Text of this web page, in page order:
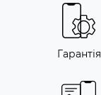
Гарантія